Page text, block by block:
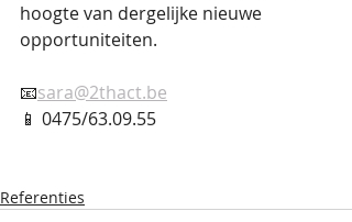
hoogte van dergelijke nieuwe
opportuniteiten.
📧sara@2thact.be
📱 0475/63.09.55
Referenties